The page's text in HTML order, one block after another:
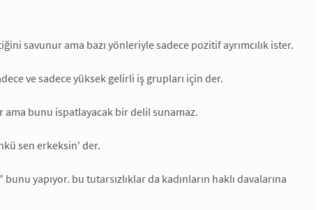
savunur ama bazı yönleriyle sadece pozitif ayrımcılık ister.
ve sadece yüksek gelirli iş grupları için der.
ama bunu ispatlayacak bir delil sunamaz.
sen erkeksin' der.
yapıyor. bu tutarsızlıklar da kadınların haklı davalarına